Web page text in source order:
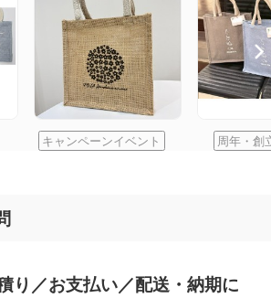
キャンペーンイベント 周年・創
り／お支払い／配送・納期に